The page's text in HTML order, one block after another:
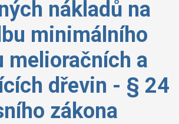
nákladů na
minimálního
melioračních a
dřevin - § 24
zákona